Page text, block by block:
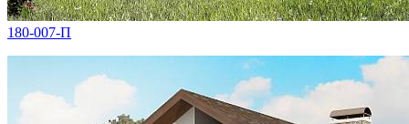
180-007-П